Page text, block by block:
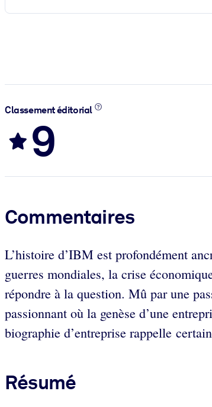
Classement éditorial
9
Commentaires
L’histoire d’IBM est profondément
guerres mondiales, la crise
répondre à la question. Mû par une
passionnant où la genèse d’une
biographie d’entreprise rappelle
Résumé